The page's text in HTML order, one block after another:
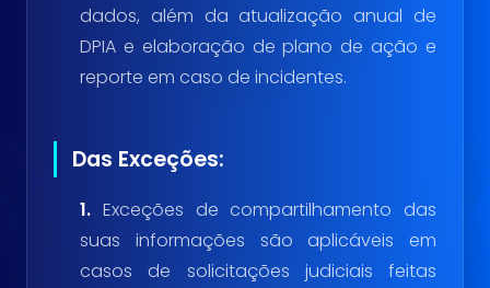
dados, além da atualização anual de
DPIA e elaboração de plano de ação e
reporte em caso de incidentes.
Das Exceções:
1. Exceções de compartilhamento das
suas informações são aplicáveis em
casos de solicitações judiciais feitas